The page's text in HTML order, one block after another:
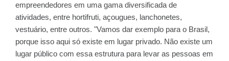
empreendedores em uma gama diversificada de
atividades, entre hortifruti, açougues, lanchonetes,
vestuário, entre outros. "Vamos dar exemplo para o Brasil,
porque isso aqui só existe em lugar privado. Não existe um
lugar público com essa estrutura para levar as pessoas em